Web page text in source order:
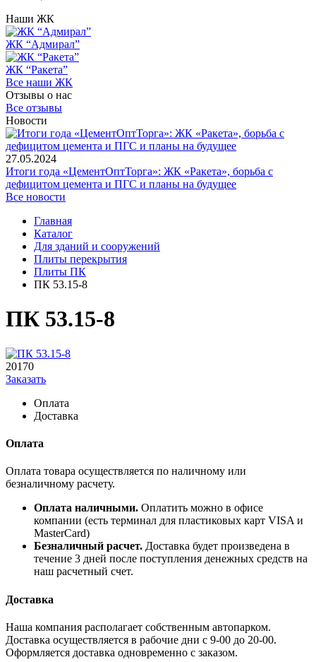
Наши ЖК
ЖК “Адмирал”
ЖК “Ракета”
Все наши ЖК
Отзывы о нас
Все отзывы
Новости
27.05.2024
Итоги года «ЦементОптТорга»: ЖК «Ракета», борьба с
дефицитом цемента и ПГС и планы на будущее
Все новости
Главная
Каталог
Для зданий и сооружений
Плиты перекрытия
Плиты ПК
ПК 53.15-8
ПК 53.15-8
20170
Заказать
Оплата
Доставка
Оплата
Оплата товара осуществляется по наличному или
безналичному расчету.
Оплата наличными. Оплатить можно в офисе
компании (есть терминал для пластиковых карт VISA и
MasterCard)
Безналичный расчет. Доставка будет произведена в
течение 3 дней после поступления денежных средств на
наш расчетный счет.
Доставка
Наша компания располагает собственным автопарком.
Доставка осуществляется в рабочие дни с 9-00 до 20-00.
Оформляется доставка одновременно с заказом.